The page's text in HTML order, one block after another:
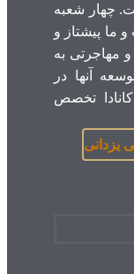
چهار شعبه
ما پیشتاز و
مهاجرتی به
آنها در
تخصص
یزدانی